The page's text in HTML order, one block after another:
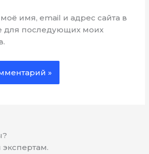
имя, email и адрес сайта в
для последующих моих